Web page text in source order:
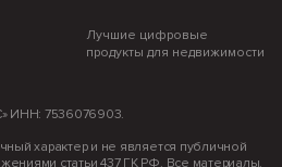
Лучшие цифровые
продукты для недвижимости
ИНН: 7536076903.
характер и не является публичной
статьи 437 ГК РФ. Все материалы,